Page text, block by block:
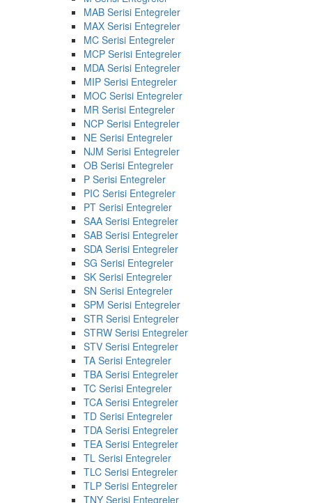
MAB Serisi Entegreler
MAX Serisi Entegreler
MC Serisi Entegreler
MCP Serisi Entegreler
MDA Serisi Entegreler
MIP Serisi Entegreler
MOC Serisi Entegreler
MR Serisi Entegreler
NCP Serisi Entegreler
NE Serisi Entegreler
NJM Serisi Entegreler
OB Serisi Entegreler
P Serisi Entegreler
PIC Serisi Entegreler
PT Serisi Entegreler
SAA Serisi Entegreler
SAB Serisi Entegreler
SDA Serisi Entegreler
SG Serisi Entegreler
SK Serisi Entegreler
SN Serisi Entegreler
SPM Serisi Entegreler
STR Serisi Entegreler
STRW Serisi Entegreler
STV Serisi Entegreler
TA Serisi Entegreler
TBA Serisi Entegreler
TC Serisi Entegreler
TCA Serisi Entegreler
TD Serisi Entegreler
TDA Serisi Entegreler
TEA Serisi Entegreler
TL Serisi Entegreler
TLC Serisi Entegreler
TLP Serisi Entegreler
TNY Serisi Entegreler